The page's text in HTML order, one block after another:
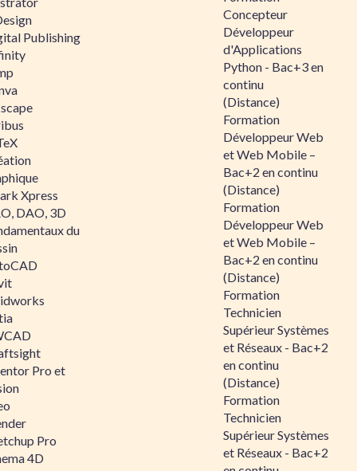
Publishing
Xpress
DAO, 3D
du
Pro et
Pro
4D
Concepteur
Développeur
d'Applications
Python - Bac+3 en
continu
(Distance)
Formation
Développeur Web
et Web Mobile –
Bac+2 en continu
(Distance)
Formation
Développeur Web
et Web Mobile –
Bac+2 en continu
(Distance)
Formation
Technicien
Supérieur Systèmes
et Réseaux - Bac+2
en continu
(Distance)
Formation
Technicien
Supérieur Systèmes
et Réseaux - Bac+2